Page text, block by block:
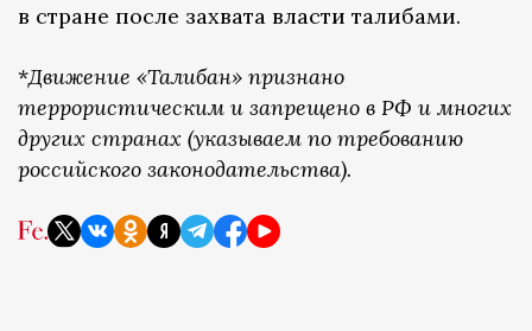
в стране после захвата власти талибами.
*Движение «Талибан» признано
террористическим и запрещено в РФ и многих
других странах (указываем по требованию
российского законодательства).